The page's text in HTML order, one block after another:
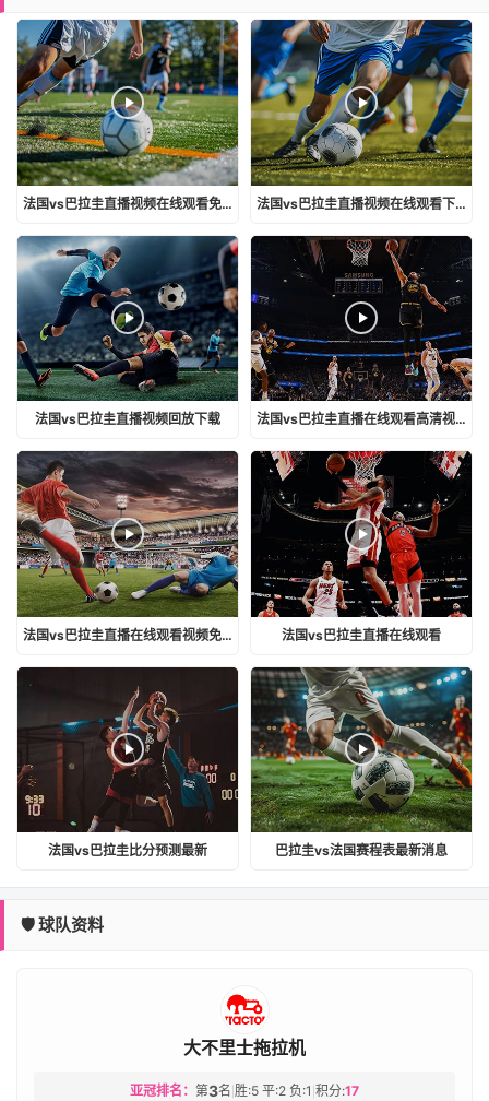
法国vs巴拉圭直播视频在线观看免费 法国vs巴拉圭直播视频在线观看下载
法国vs巴拉圭直播视频回放下载 法国vs巴拉圭直播在线观看高清视频
法国vs巴拉圭直播在线观看视频免费 法国vs巴拉圭直播在线观看
法国vs巴拉圭比分预测最新 巴拉圭vs法国赛程表最新消息
🛡️ 球队资料
大不里士拖拉机
亚冠排名： 第3名 胜:5 平:2 负:1 积分:17